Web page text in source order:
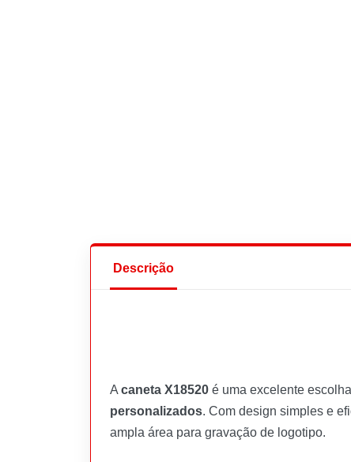
Descrição
A caneta X18520 é uma excelente
personalizados. Com design simples e
ampla área para gravação de logotipo.